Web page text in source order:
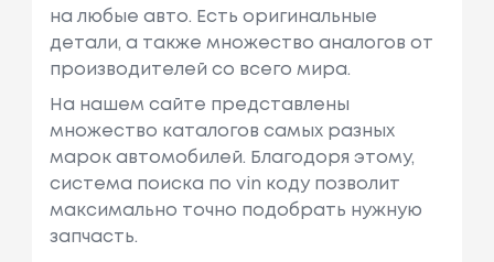
на любые авто. Есть оригинальные
детали, а также множество аналогов от
производителей со всего мира.
На нашем сайте представлены
множество каталогов самых разных
марок автомобилей. Благодоря этому,
система поиска по vin коду позволит
максимально точно подобрать нужную
запчасть.